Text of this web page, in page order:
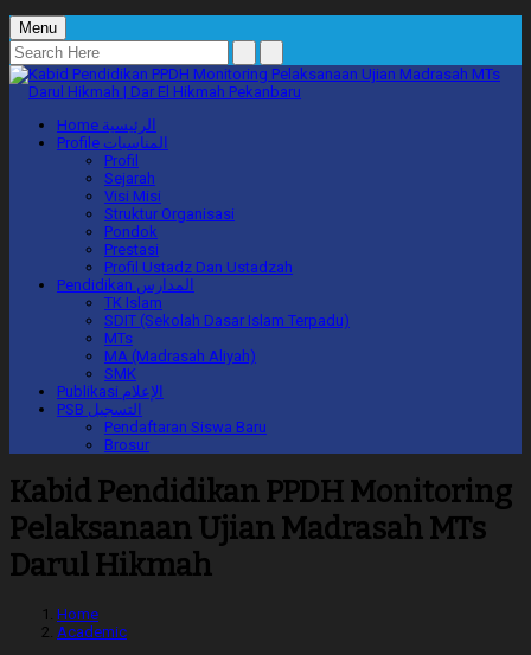
Menu
Home الرئيسية
Profile المناسبات
Profil
Sejarah
Visi Misi
Struktur Organisasi
Pondok
Prestasi
Profil Ustadz Dan Ustadzah
Pendidikan المدارس
TK Islam
SDIT (Sekolah Dasar Islam Terpadu)
MTs
MA (Madrasah Aliyah)
SMK
Publikasi الإعلام
PSB التسجيل
Pendaftaran Siswa Baru
Brosur
Kabid Pendidikan PPDH Monitoring
Pelaksanaan Ujian Madrasah MTs
Darul Hikmah
Home
Academic